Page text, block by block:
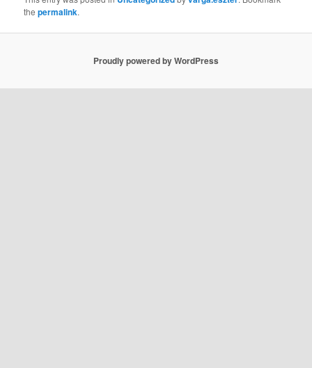
thepermalink.
Proudly powered by WordPress